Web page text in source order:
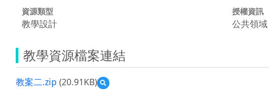
資源類型
教學設計
授權資訊
公共領域
教學資源檔案連結
教案二.zip (20.91KB)
預
覽